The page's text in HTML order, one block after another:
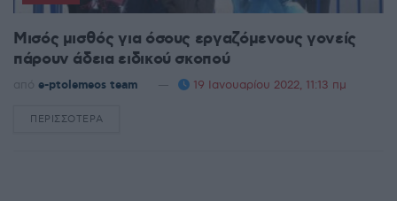
Μισός μισθός για όσους εργαζόμενους γονείς
πάρουν άδεια ειδικού σκοπού
από e-ptolemeos team 19 Ιανουαρίου 2022, 11:13 πμ
ΠΕΡΙΣΣΌΤΕΡΑ